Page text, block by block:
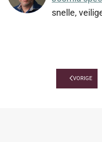
snelle,
VORIGE